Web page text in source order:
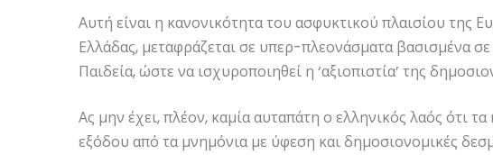
Αυτή είναι η κανονικότητα του ασφυκτικού πλαισίου της
Ελλάδας, μεταφράζεται σε υπερ-πλεονάσματα βασισμένα
Παιδεία, ώστε να ισχυροποιηθεί η ‘αξιοπιστία’ της
Ας μην έχει, πλέον, καμία αυταπάτη ο ελληνικός λαός ότι
εξόδου από τα μνημόνια με ύφεση και δημοσιονομικές